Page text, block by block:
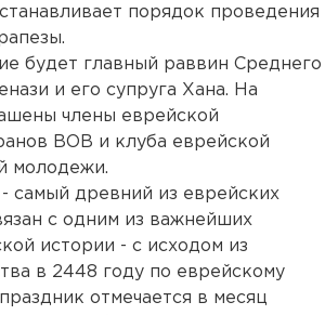
порядок проведения
будет главный раввин Среднего
и его супруга Хана. На
члены еврейской
ВОВ и клуба еврейской
молодежи.
- самый древний из еврейских
с одним из важнейших
истории - с исходом из
в 2448 году по еврейскому
отмечается в месяц